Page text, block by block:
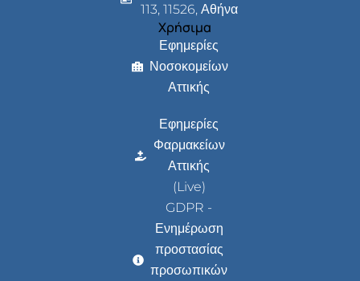
113, 11526, Αθήνα
Χρήσιμα
Εφημερίες
Νοσοκομείων
Αττικής
Εφημερίες
Φαρμακείων
Αττικής
(Live)
GDPR -
Ενημέρωση
προστασίας
προσωπικών